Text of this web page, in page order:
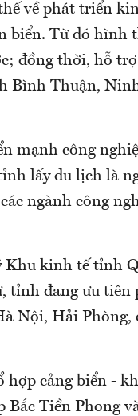
về phát triển
biển. Từ đó hình
đồng thời, hỗ
Bình Thuận,
mạnh công
lấy du lịch là
ngành công
Khu kinh tế tỉnh
tỉnh đang ưu tiên
Nội, Hải Phòng,
hợp cảng biển -
Bắc Tiền Phong